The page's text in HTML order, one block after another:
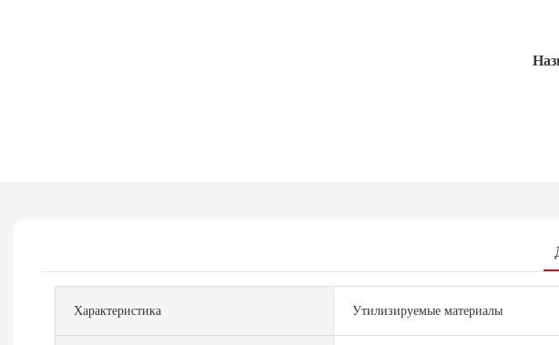
Характеристика Утилизируемые материалы